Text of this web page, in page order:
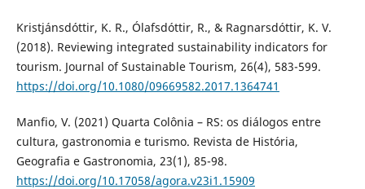
Kristjánsdóttir, K. R., Ólafsdóttir, R., & Ragnarsdóttir, K. V.
(2018). Reviewing integrated sustainability indicators for
tourism. Journal of Sustainable Tourism, 26(4), 583-599.
https://doi.org/10.1080/09669582.2017.1364741
Manfio, V. (2021) Quarta Colônia – RS: os diálogos entre
cultura, gastronomia e turismo. Revista de História,
Geografia e Gastronomia, 23(1), 85-98.
https://doi.org/10.17058/agora.v23i1.15909